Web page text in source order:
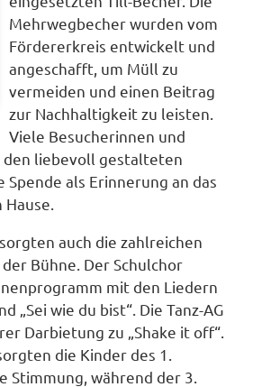
Mehrwegbecher wurden vom
Fördererkreis entwickelt und
angeschafft, um Müll zu
vermeiden und einen Beitrag
zur Nachhaltigkeit zu leisten.
Viele Besucherinnen und
den liebevoll gestalteten
Spende als Erinnerung an das
auch die zahlreichen
Bühne. Der Schulchor
mit den Liedern
„Sei wie du bist“. Die Tanz-AG
Darbietung zu „Shake it off“.
die Kinder des 1.
Stimmung, während der 3.